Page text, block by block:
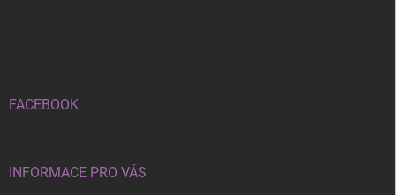
FACEBOOK
INFORMACE PRO VÁS